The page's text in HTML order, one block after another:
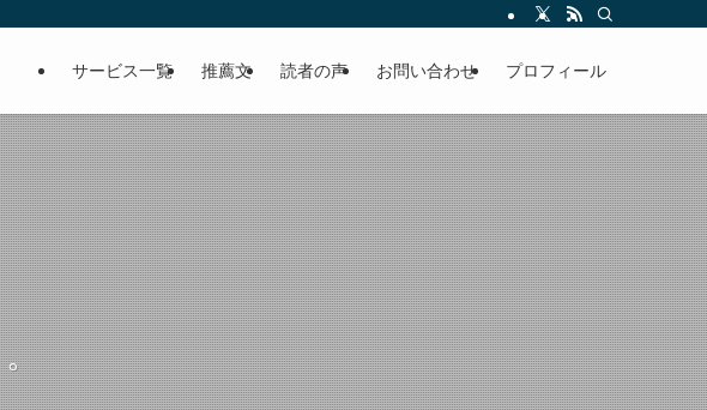
厚な話とクスッと笑える軽やかな話を「情報のミルフィーユ」にして提供中。800名超のメルマガ読
サービス一覧 推薦文 読者の声 お問い合わせ プロフィール